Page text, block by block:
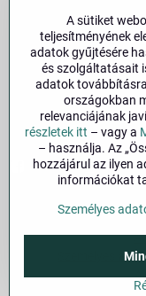
Vásárlástól való elállás
Elállás a szerződéstől
Impresszum
Üzemeltetői adatok és
🔐Biztonság
Facebook
Személyes
A
A sütiket
teljesítményének
adatok gyűjtésére
és szolgáltatásait
adatok
országokban
relevanciájának
részletek itt – vagy a
– használja. Az
hozzájárul az ilyen
információkat
Személyes